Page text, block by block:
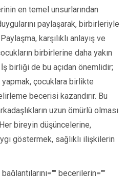
en temel unsurlarından
paylaşarak, birbirleriyle
karşılıklı anlayış ve
birbirlerine daha yakın
birliği de bu açıdan önemlidir;
çocuklara birlikte
becerisi kazandırır. Bu
uzun ömürlü olması
bireyin düşüncelerine,
göstermek, sağlıklı ilişkilerin
becerilerin=""